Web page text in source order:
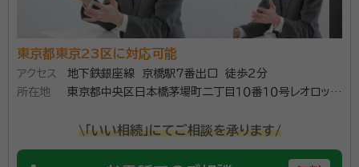
東京都東京23区に対応可能
アクセス
地下鉄銀座線 京橋駅7番出口 徒歩2分
所在地
東京都中央区日本橋茅場町二丁目１０番１０号レオロック
\「いい相続」にてご相談を承ります/